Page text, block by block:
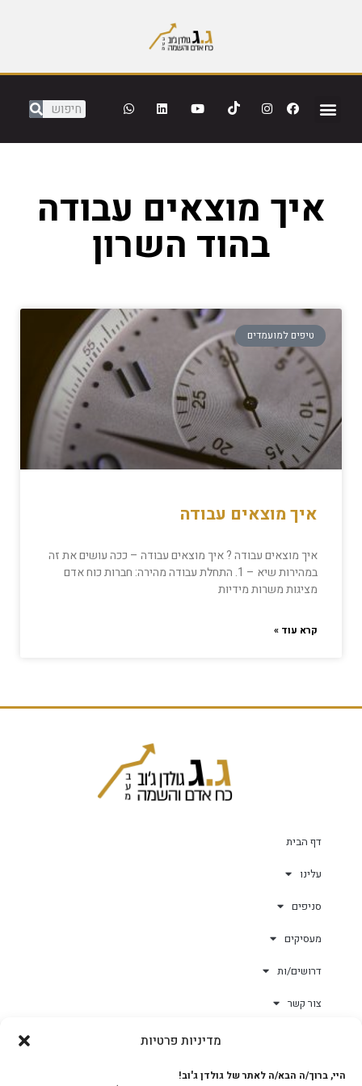
מדיניות פרטיות
היי, ברוך/ה הבא/ה לאתר של גולדן ג'וב!
איך מוצאים עבודה
בהוד השרון
טיפים למועמדים
איך מוצאים עבודה
איך מוצאים עבודה ? איך מוצאים עבודה – ככה עושים את זה
במהירות שיא – 1. התחלת עבודה מהירה: חברות כוח אדם
מציגות משרות מידיות
קרא עוד »
דף הבית
עלינו
סניפים
מעסיקים
דרושים/ות
צור קשר